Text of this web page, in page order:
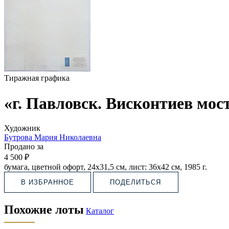
Тиражная графика
«г. Павловск. Висконтиев
Художник
Бутрова Мария Николаевна
Продано за
4 500 ₽
бумага, цветной офорт, 24х31,5 см, лист: 36х42 см, 1985 г.
В ИЗБРАННОЕ ПОДЕЛИТЬСЯ
Похожие лоты Каталог